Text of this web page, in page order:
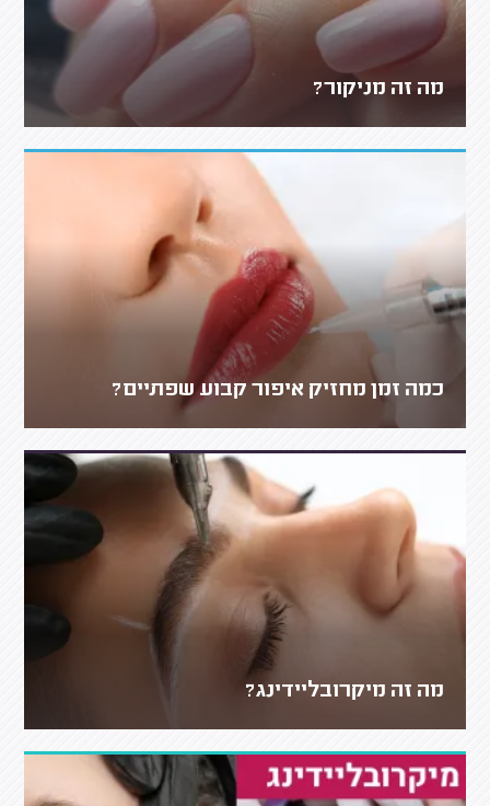
מה זה מניקור?
כמה זמן מחזיק איפור קבוע שפתיים?
מה זה מיקרובליידינג?